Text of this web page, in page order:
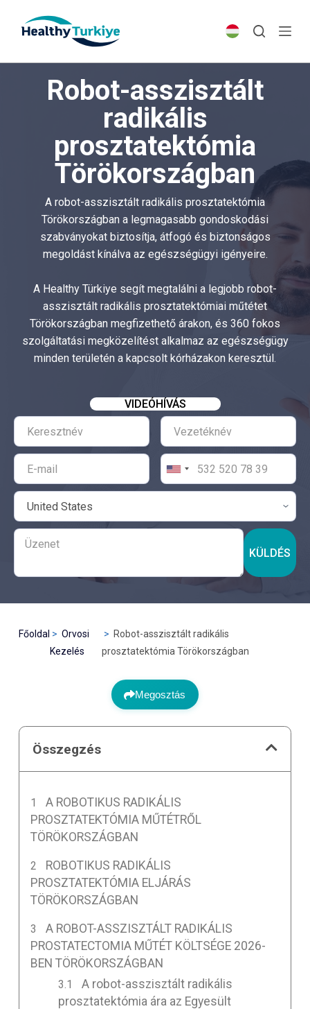
p
Robot-asszisztált
radikális
prosztatektómia
Törökországban
A robot-asszisztált radikális prosztatektómia
Törökországban a legmagasabb gondoskodási
szabványokat biztosítja, átfogó és biztonságos
megoldást kínálva az egészségügyi igényeire.
A Healthy Türkiye segít megtalálni a legjobb robot-
asszisztált radikális prosztatektómiai műtétet
Törökországban megfizethető árakon, és 360 fokos
szolgáltatási megközelítést alkalmaz az egészségügy
minden területén a kapcsolt kórházakon keresztül.
VIDEÓHÍVÁS
KÜLDÉS
Főoldal
Orvosi
Kezelés
Robot-asszisztált radikális
prosztatektómia Törökországban
Megosztás
Összegzés
A ROBOTIKUS RADIKÁLIS
PROSZTATEKTÓMIA MŰTÉTRŐL
TÖRÖKORSZÁGBAN
ROBOTIKUS RADIKÁLIS
PROSZTATEKTÓMIA ELJÁRÁS
TÖRÖKORSZÁGBAN
A ROBOT-ASSZISZTÁLT RADIKÁLIS
PROSTATECTOMIA MŰTÉT KÖLTSÉGE 2026-
BEN TÖRÖKORSZÁGBAN
A robot-asszisztált radikális
prosztatektómia ára az Egyesült